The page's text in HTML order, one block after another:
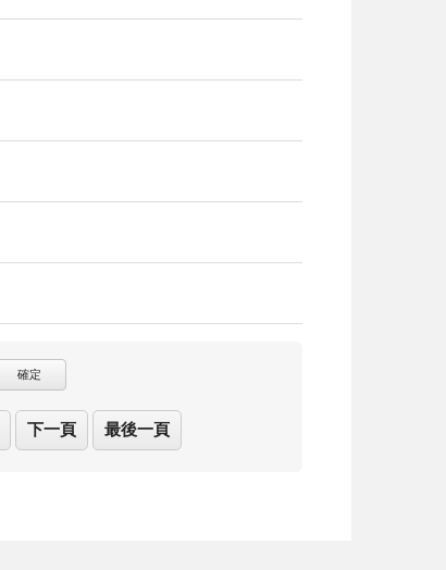
確定
下一頁 最後一頁